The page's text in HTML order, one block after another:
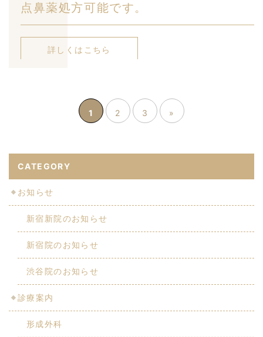
点鼻薬処方可能です。
詳しくはこちら
1 2 3 »
CATEGORY
お知らせ
新宿新院のお知らせ
新宿院のお知らせ
渋谷院のお知らせ
診療案内
形成外科